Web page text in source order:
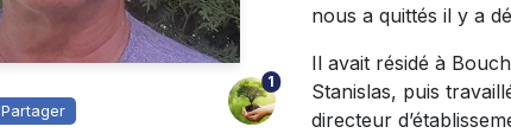
Partager
1
nous a quittés il y a
Il avait résidé à
Stanislas, puis
directeur